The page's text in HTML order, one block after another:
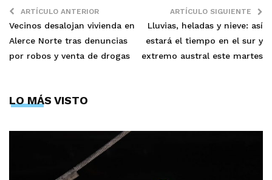
ARTÍCULO ANTERIOR
Vecinos desalojan vivienda en
Alerce Norte tras denuncias
por robos y venta de drogas
ARTÍCULO SIGUIENTE
Lluvias, heladas y nieve: así
estará el tiempo en el sur y
extremo austral este martes
LO MÁS VISTO